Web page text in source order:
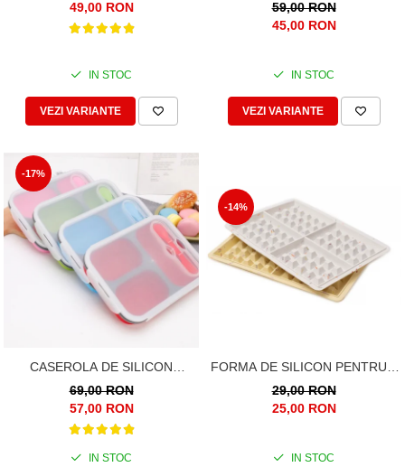
PENTRU PRANZ, CU LINGURA
SI FURCULITA, 1
49,00 RON
IN STOC
VEZI VARIANTE
PENTRU PRANZ, CU LINGURA
SI FURCULITA 2
59,00 RON
45,00 RON
IN STOC
VEZI VARIANTE
-17%
CASEROLA DE SILICON
PENTRU PRANZ, CU LINGURA
SI FURCULITA 3
COMPARTIMENTE
69,00 RON
57,00 RON
IN STOC
-14%
FORMA DE SILICON PENTRU 4
GOFRE, VAFE, WAFFLE
29,00 RON
25,00 RON
IN STOC